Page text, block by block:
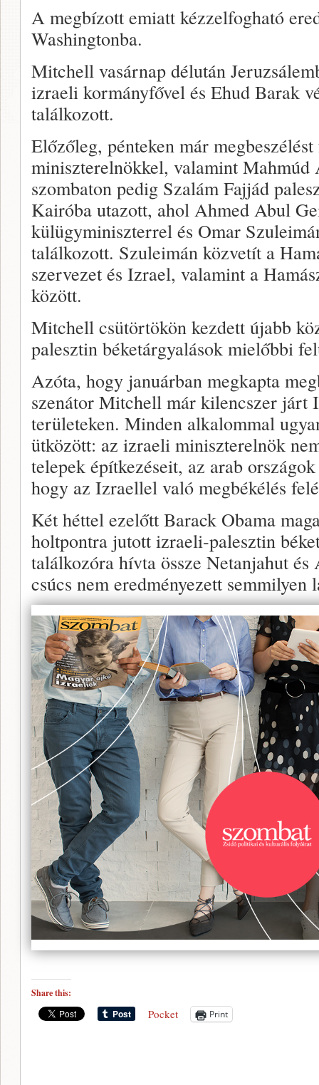
A megbízott emiatt kézzelfogható
Washingtonba.
Mitchell vasárnap délután
izraeli kormányfővel és Ehud Barak
találkozott.
Előzőleg, pénteken már
miniszterelnökkel, valamint Mahmúd
szombaton pedig Szalám Fajjád
Kairóba utazott, ahol Ahmed Abul
külügyminiszterrel és Omar
találkozott. Szuleimán közvetít a
szervezet és Izrael, valamint a
között.
Mitchell csütörtökön kezdett újabb
palesztin béketárgyalások mielőbbi
Azóta, hogy januárban megkapta
szenátor Mitchell már kilencszer járt
területeken. Minden alkalommal
ütközött: az izraeli miniszterelnök
telepek építkezéseit, az arab
hogy az Izraellel való megbékélés
Két héttel ezelőtt Barack Obama
holtpontra jutott izraeli-palesztin
találkozóra hívta össze Netanjahut
csúcs nem eredményezett semmilyen
Share this:
Pocket Print